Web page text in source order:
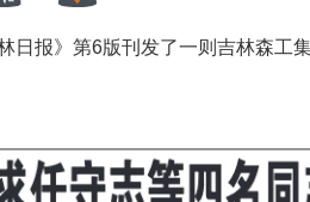
日报》第6版刊发了一则吉林森工